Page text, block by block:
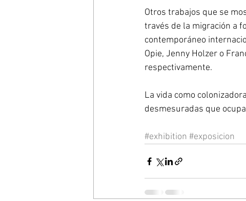
Otros trabajos que se
través de la migración a
contemporáneo
Opie, Jenny Holzer o
respectivamente.
La vida como
desmesuradas que
#exhibition #exposicion